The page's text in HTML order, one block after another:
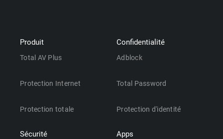
Produit
Total AV Plus
Protection Internet
Protection totale
Sécurité
Confidentialité
Adblock
Total Password
Protection d'identité
Apps